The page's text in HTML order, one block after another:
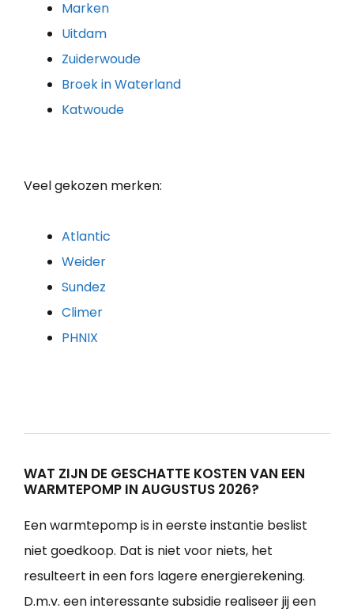
Marken
Uitdam
Zuiderwoude
Broek in Waterland
Katwoude
Veel gekozen merken:
Atlantic
Weider
Sundez
Climer
PHNIX
WAT ZIJN DE GESCHATTE KOSTEN VAN EEN
WARMTEPOMP IN AUGUSTUS 2026?
Een warmtepomp is in eerste instantie beslist
niet goedkoop. Dat is niet voor niets, het
resulteert in een fors lagere energierekening.
D.m.v. een interessante subsidie realiseer jij een